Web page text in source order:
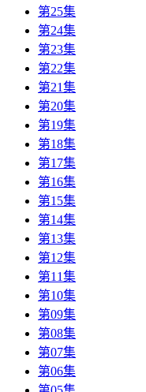
第25集
第24集
第23集
第22集
第21集
第20集
第19集
第18集
第17集
第16集
第15集
第14集
第13集
第12集
第11集
第10集
第09集
第08集
第07集
第06集